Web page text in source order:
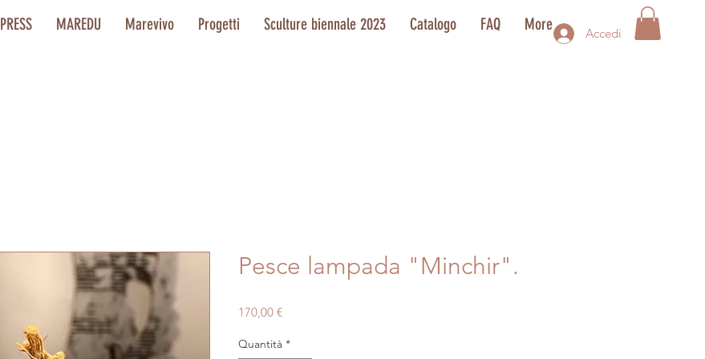
Accedi
PRESS MAREDU Marevivo Progetti Sculture biennale 2023 Catalogo FAQ More
Pesce lampada "Minchir".
170,00 €Prezzo
Quantità *